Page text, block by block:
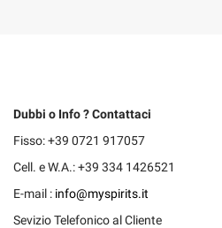
Dubbi o Info ? Contattaci
Fisso: +39 0721 917057
Cell. e W.A.: +39 334 1426521
E-mail : info@myspirits.it
Sevizio Telefonico al Cliente